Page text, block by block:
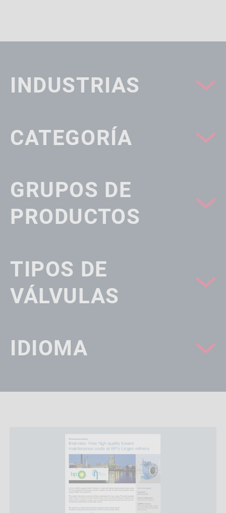
INDUSTRIAS
CATEGORÍA
GRUPOS DE
PRODUCTOS
TIPOS DE
VÁLVULAS
IDIOMA